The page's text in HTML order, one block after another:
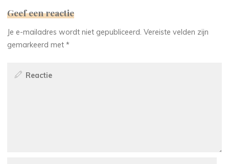
Geef een reactie
Je e-mailadres wordt niet gepubliceerd. Vereiste velden zijn
gemarkeerd met*